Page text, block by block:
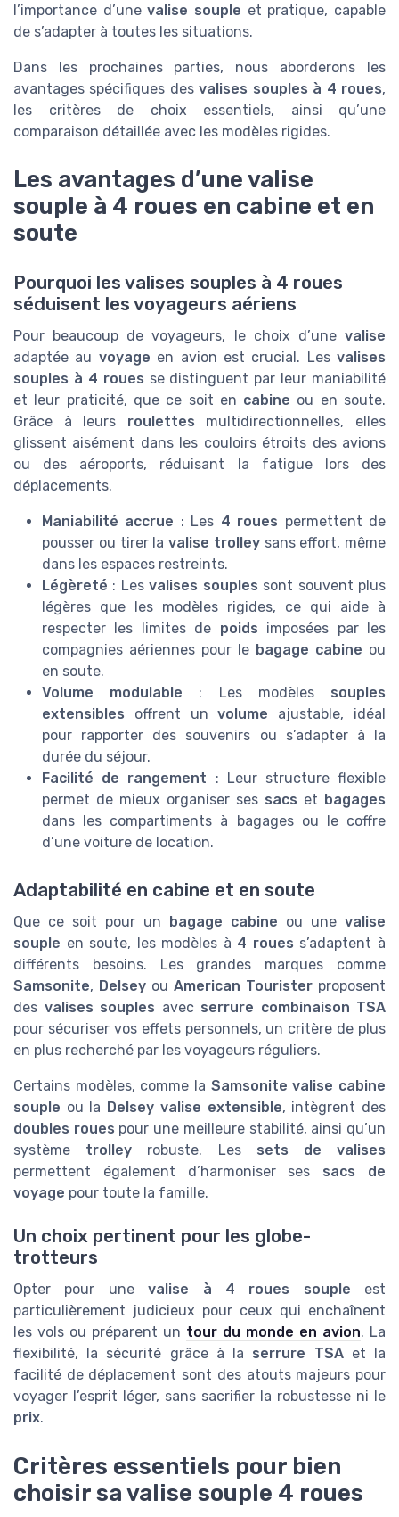
l’importance d’unevalise souple et pratique, capable
de s’adapter à toutes les situations.
Dans les prochaines parties, nous aborderons les
avantages spécifiques desvalises souples à 4 roues,
les critères de choix essentiels, ainsi qu’une
comparaison détaillée avec les modèles rigides.
Les avantages d’une valise
souple à 4 roues en cabine et en
soute
Pourquoi les valises souples à 4 roues
séduisent les voyageurs aériens
Pour beaucoup de voyageurs, le choix d’une valise
adaptée au voyage en avion est crucial. Les valises
souples à 4 roues se distinguent par leur maniabilité
et leur praticité, que ce soit en cabine ou en soute.
Grâce à leurs roulettes multidirectionnelles, elles
glissent aisément dans les couloirs étroits des avions
ou des aéroports, réduisant la fatigue lors des
déplacements.
Maniabilité accrue : Les 4 roues permettent de
pousser ou tirer la valise trolleysans effort, même
dans les espaces restreints.
Légèreté : Lesvalises souples sont souvent plus
légères que les modèles rigides, ce qui aide à
respecter les limites de poids imposées par les
compagnies aériennes pour le bagage cabine ou
en soute.
Volume modulable : Les modèles souples
extensibles offrent unvolume ajustable, idéal
pour rapporter des souvenirs ou s’adapter à la
durée du séjour.
Facilité de rangement : Leur structure flexible
permet de mieux organiser ses sacs et bagages
dans les compartiments à bagages ou le coffre
d’une voiture de location.
Adaptabilité en cabine et en soute
Que ce soit pour un bagage cabine ou une valise
souple en soute, les modèles à 4 roues s’adaptent à
différents besoins. Les grandes marques comme
Samsonite, Delsey ou American Tourister proposent
des valises souples avec serrure combinaison TSA
pour sécuriser vos effets personnels, un critère de plus
en plus recherché par les voyageurs réguliers.
Certains modèles, comme la Samsonite valise cabine
souple ou la Delsey valise extensible, intègrent des
doubles roues pour une meilleure stabilité, ainsi qu’un
système trolley robuste. Les sets de valises
permettent également d’harmoniser ses sacs de
voyage pour toute la famille.
Un choix pertinent pour les globe-
trotteurs
Opter pour unevalise à 4 roues souple est
particulièrement judicieux pour ceux qui enchaînent
les vols ou préparent un tour du monde en avion. La
flexibilité, la sécurité grâce à la serrure TSAet la
facilité de déplacement sont des atouts majeurs pour
voyager l’esprit léger, sans sacrifier la robustesse ni le
prix.
Critères essentiels pour bien
choisir sa valise souple 4 roues